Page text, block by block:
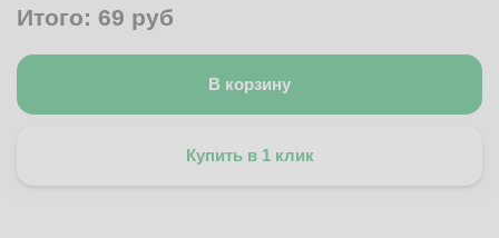
Итого: 69 руб
В корзину
Купить в 1 клик